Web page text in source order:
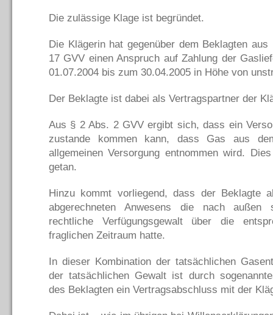
Die zulässige Klage ist begründet.
Die Klägerin hat gegenüber dem Beklagten
17 GVV einen Anspruch auf Zahlung der
01.07.2004 bis zum 30.04.2005 in Höhe von
Der Beklagte ist dabei als Vertragspartner der
Aus § 2 Abs. 2 GVV ergibt sich, dass ein
zustande kommen kann, dass Gas aus
allgemeinen Versorgung entnommen wird.
getan.
Hinzu kommt vorliegend, dass der Beklagte
abgerechneten Anwesens die nach außen
rechtliche Verfügungsgewalt über die
fraglichen Zeitraum hatte.
In dieser Kombination der tatsächlichen
der tatsächlichen Gewalt ist durch
des Beklagten ein Vertragsabschluss mit der